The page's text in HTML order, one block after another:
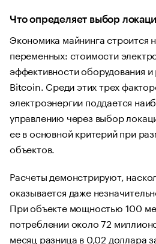
Что определяет выбор
Экономика майнинга строится
переменных: стоимости
эффективности оборудования
Bitcoin. Среди этих трех
электроэнергии поддается
управлению через выбор
ее в основной критерий при
объектов.
Расчеты демонстрируют,
оказывается даже
При объекте мощностью 100
потреблении около 72
месяц разница в 0,02 доллара